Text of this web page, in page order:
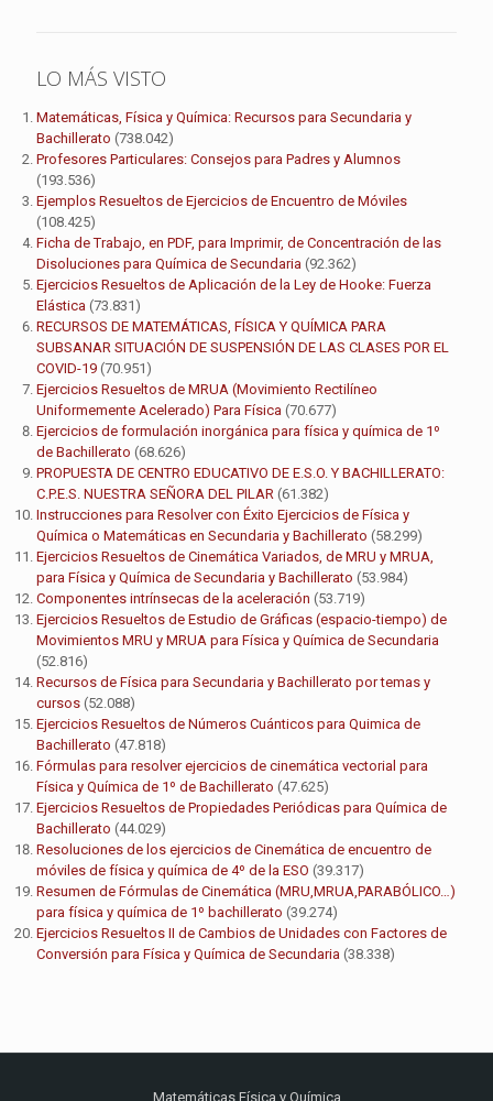
LO MÁS VISTO
Matemáticas, Física y Química: Recursos para Secundaria y
Bachillerato (738.042)
Profesores Particulares: Consejos para Padres y Alumnos
(193.536)
Ejemplos Resueltos de Ejercicios de Encuentro de Móviles
(108.425)
Ficha de Trabajo, en PDF, para Imprimir, de Concentración de las
Disoluciones para Química de Secundaria (92.362)
Ejercicios Resueltos de Aplicación de la Ley de Hooke: Fuerza
Elástica (73.831)
RECURSOS DE MATEMÁTICAS, FÍSICA Y QUÍMICA PARA
SUBSANAR SITUACIÓN DE SUSPENSIÓN DE LAS CLASES POR EL
COVID-19 (70.951)
Ejercicios Resueltos de MRUA (Movimiento Rectilíneo
Uniformemente Acelerado) Para Física (70.677)
Ejercicios de formulación inorgánica para física y química de 1º
de Bachillerato (68.626)
PROPUESTA DE CENTRO EDUCATIVO DE E.S.O. Y BACHILLERATO:
C.P.E.S. NUESTRA SEÑORA DEL PILAR (61.382)
Instrucciones para Resolver con Éxito Ejercicios de Física y
Química o Matemáticas en Secundaria y Bachillerato (58.299)
Ejercicios Resueltos de Cinemática Variados, de MRU y MRUA,
para Física y Química de Secundaria y Bachillerato (53.984)
Componentes intrínsecas de la aceleración (53.719)
Ejercicios Resueltos de Estudio de Gráficas (espacio-tiempo) de
Movimientos MRU y MRUA para Física y Química de Secundaria
(52.816)
Recursos de Física para Secundaria y Bachillerato por temas y
cursos (52.088)
Ejercicios Resueltos de Números Cuánticos para Quimica de
Bachillerato (47.818)
Fórmulas para resolver ejercicios de cinemática vectorial para
Física y Química de 1º de Bachillerato (47.625)
Ejercicios Resueltos de Propiedades Periódicas para Química de
Bachillerato (44.029)
Resoluciones de los ejercicios de Cinemática de encuentro de
móviles de física y química de 4º de la ESO (39.317)
Resumen de Fórmulas de Cinemática (MRU,MRUA,PARABÓLICO…)
para física y química de 1º bachillerato (39.274)
Ejercicios Resueltos II de Cambios de Unidades con Factores de
Conversión para Física y Química de Secundaria (38.338)
Matemáticas Física y Química